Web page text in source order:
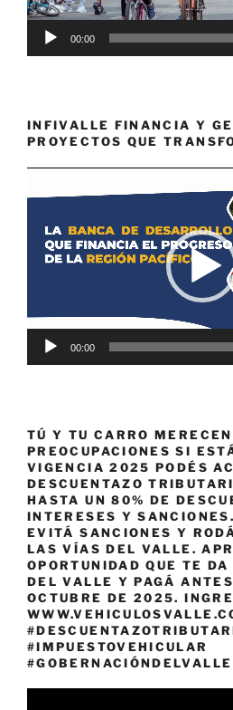
00:00
INFIVALLE FINANCIA Y
PROYECTOS QUE
de
00:00
TÚ Y TU CARRO
PREOCUPACIONES SI
VIGENCIA 2025 PODÉS
DESCUENTAZO
HASTA UN 80% DE
INTERESES Y
EVITÁ SANCIONES Y
LAS VÍAS DEL VALLE.
OPORTUNIDAD QUE TE
DEL VALLE Y PAGÁ
OCTUBRE DE 2025.
#IMPUESTOVEHICULAR
#GOBERNACIÓNDELVALLE